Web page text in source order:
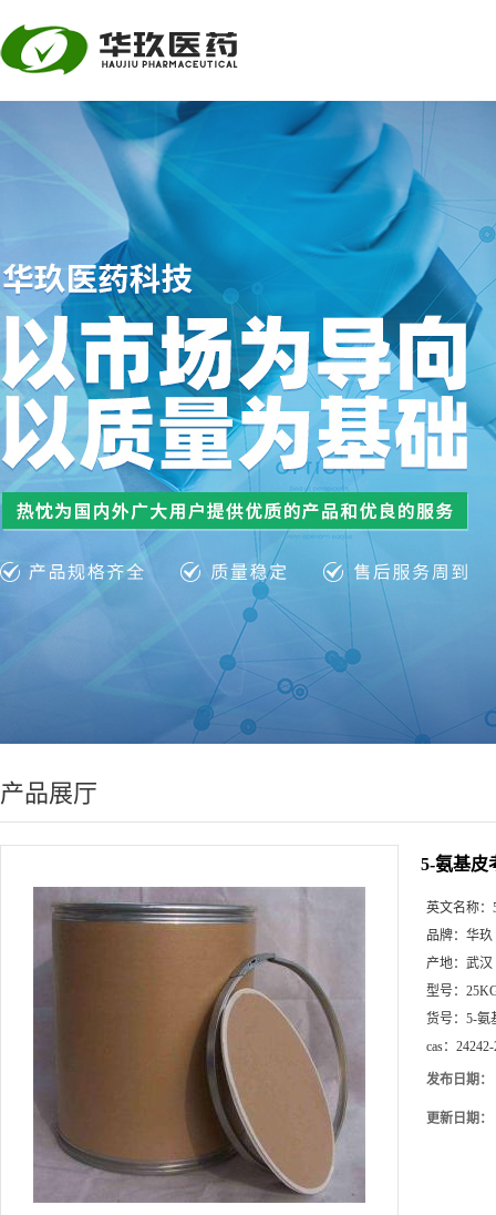
产品展厅
5-氨基皮
英文名称：
品牌： 华玖
产地： 武汉
型号：
货号： 5-氨
cas：
发布日期：
更新日期：